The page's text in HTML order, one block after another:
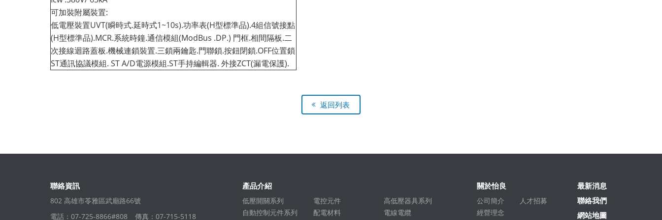
可加裝附屬裝置:
低電壓裝置UVT(瞬時式.延時式1~10s).功率表(H型標準品).4組信號接點
(H型標準品).MCR.系統時鐘.通信模組(ModBus .DP.) 門框.相間隔板.二
次接線迴路蓋板.機械連鎖裝置.三鎖兩鑰匙.門聯鎖.按鈕閉鎖.OFF位置鎖
ST通訊協議模組. ST A/D電源模組.ST手持編輯器. 外接ZCT(漏電保護).
返回列表
聯絡資訊
802 高雄市苓雅區武廟路66號
電話：07-725-8866#808
傳真：07-715-5118
產品介紹
低壓開關系列 電控元件
高低壓器具系列
自動控制元件系列
配電材料
電線電纜
關於怡良
公司簡介
經營理念
人才招募
最新消息
聯絡我們
網站地圖